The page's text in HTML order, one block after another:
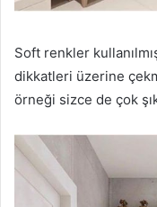
Soft renkler
dikkatleri üzerine
örneği sizce de çok